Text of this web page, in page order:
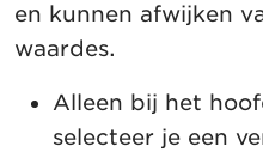
en kunnen afwijken
waardes.
Alleen bij het
selecteer je een